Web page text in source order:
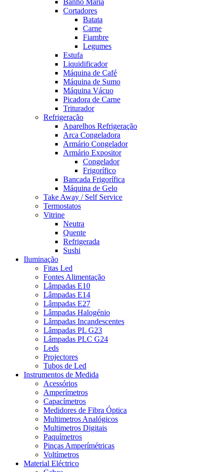
Banho Maria
Cortadores
Batata
Carne
Fiambre
Legumes
Estufa
Liquidificador
Máquina de Café
Máquina de Sumo
Máquina Vácuo
Picadora de Carne
Triturador
Refrigeração
Aparelhos Refrigeração
Arca Congeladora
Armário Congelador
Armário Expositor
Congelador
Frigorífico
Bancada Frigorífica
Máquina de Gelo
Take Away / Self Service
Termostatos
Vitrine
Neutra
Quente
Refrigerada
Sushi
Iluminação
Fitas Led
Fontes Alimentação
Lâmpadas E10
Lâmpadas E14
Lâmpadas E27
Lâmpadas Halogénio
Lâmpadas Incandescentes
Lâmpadas PL G23
Lâmpadas PLC G24
Leds
Projectores
Tubos de Led
Instrumentos de Medida
Acessórios
Amperímetros
Capacímetros
Medidores de Fibra Óptica
Multimetros Analógicos
Multimetros Digitais
Paquímetros
Pinças Amperímétricas
Voltímetros
Material Eléctrico